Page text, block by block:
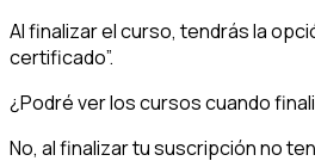
Al finalizar el curso, tendrás la
certificado”.
¿Podré ver los cursos cuando
No, al finalizar tu suscripción no